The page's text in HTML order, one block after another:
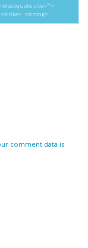
cite="">
<strong>
comment data is